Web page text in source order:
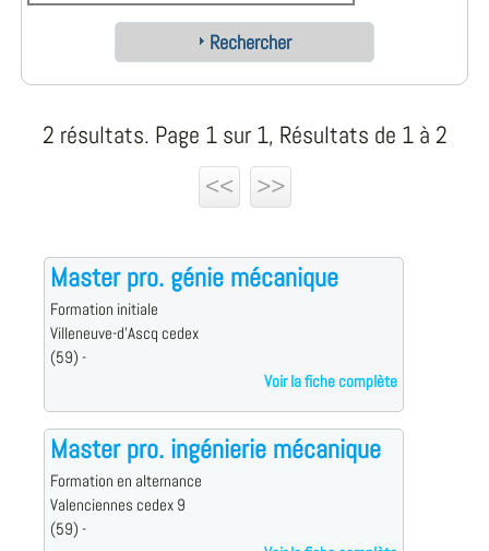
Rechercher
2 résultats. Page 1 sur 1, Résultats de 1 à 2
<<
>>
Master pro. génie mécanique
Formation initiale
Villeneuve-d'Ascq cedex
(59) -
Voir la fiche complète
Master pro. ingénierie mécanique
Formation en alternance
Valenciennes cedex 9
(59) -